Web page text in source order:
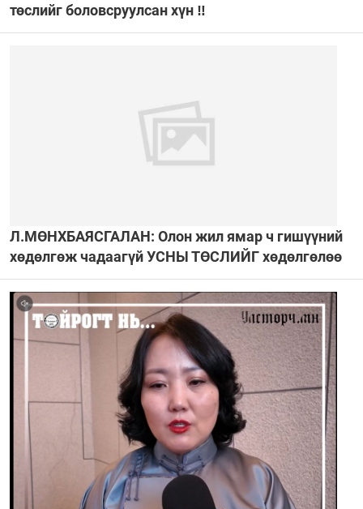
төслийг боловсруулсан хүн ‼
Л.МӨНХБАЯСГАЛАН: Олон жил ямар ч гишүүний
хөдөлгөж чадаагүй УСНЫ ТӨСЛИЙГ хөдөлгөлөө